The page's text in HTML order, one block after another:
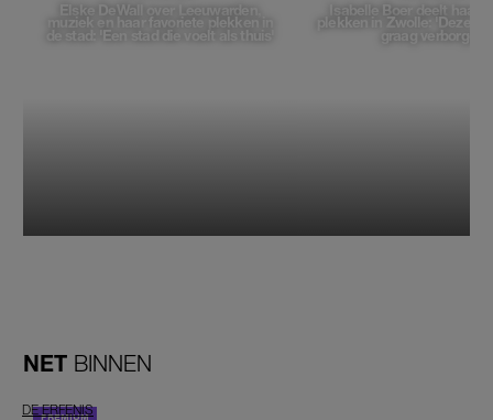
Elske DeWall over Leeuwarden,
muziek en haar favoriete plekken in
de stad: 'Een stad die voelt als thuis'
Isabelle Boer deelt haar
plekken in Zwolle: 'Deze
graag verborgen'
NET BINNEN
DE ERFENIS